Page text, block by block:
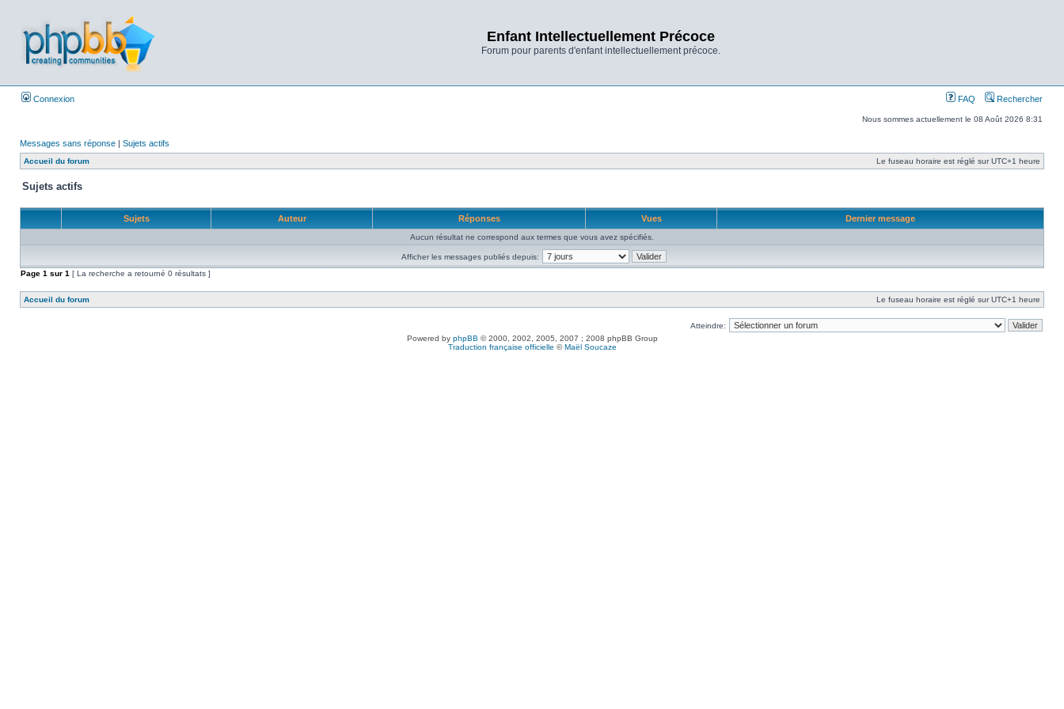
Enfant Intellectuellement Précoce
Forum pour parents d'enfant intellectuellement précoce.
Connexion FAQ Rechercher
Nous sommes actuellement le 08 Août 2026 8:31
Messages sans réponse | Sujets actifs
Accueil du forum Le fuseau horaire est réglé sur UTC+1 heure
Sujets actifs
Sujets Auteur Réponses Vues Dernier message
Aucun résultat ne correspond aux termes que vous avez spécifiés.
Afficher les messages publiés depuis:
Page 1 sur 1 [ La recherche a retourné 0 résultats ]
Accueil du forum Le fuseau horaire est réglé sur UTC+1 heure
Atteindre:
Powered by phpBB © 2000, 2002, 2005, 2007 ; 2008 phpBB Group
Traduction française officielle ©Maël Soucaze